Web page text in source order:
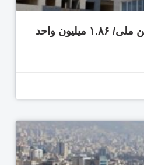
جدیدترین آمار مسکن ملی/ ۱.۸۶ میلیون واحد